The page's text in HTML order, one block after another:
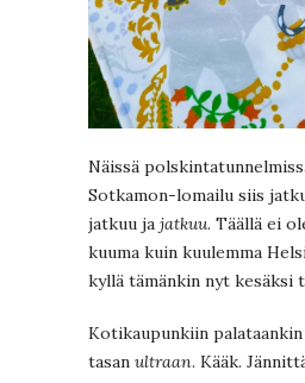
Näissä
Sotkamon-lomailu siis
jatkuu ja jatkuu. Täällä ei
kuuma kuin kuulemma
kyllä tämänkin nyt kesäksi
Kotikaupunkiin
tasan ultraan. Kääk.